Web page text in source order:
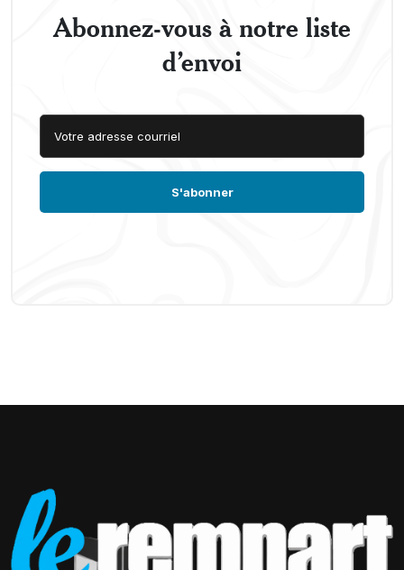
Abonnez-vous à notre liste
d’envoi